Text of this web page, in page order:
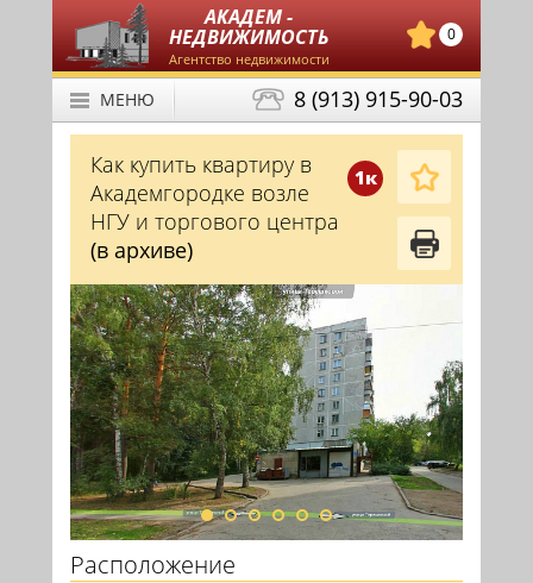
АКАДЕМ -
НЕДВИЖИМОСТЬ
Агентство недвижимости
0
8 (913) 915-90-03
МЕНЮ
1к
Как купить квартиру в
Академгородке возле
НГУ и торгового центра
(в архиве)
Расположение